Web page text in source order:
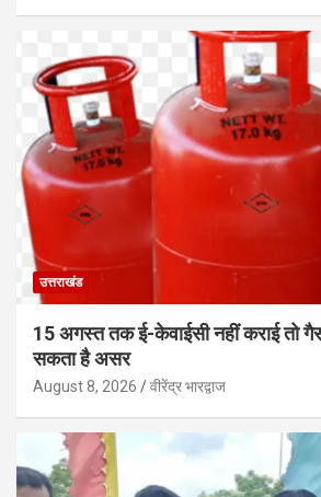
उत्तराखंड
15 अगस्त तक ई-केवाईसी नहीं कराई तो
सकता है असर
August 8, 2026 वीरेंद्र भारद्वाज